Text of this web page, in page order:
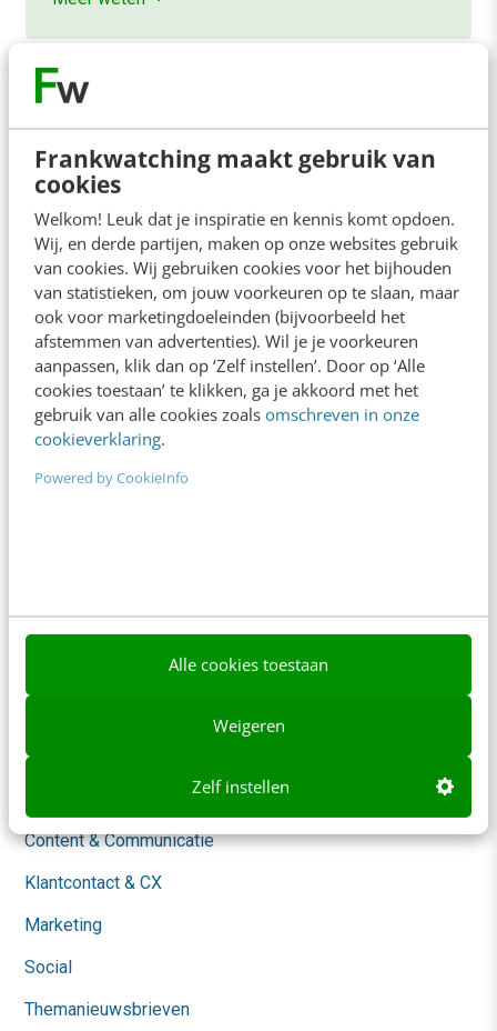
Frankwatching maakt gebruik van
cookies
Welkom! Leuk dat je inspiratie en kennis komt opdoen.
Wij, en derde partijen, maken op onze websites gebruik
van cookies. Wij gebruiken cookies voor het bijhouden
van statistieken, om jouw voorkeuren op te slaan, maar
ook voor marketingdoeleinden (bijvoorbeeld het
afstemmen van advertenties). Wil je je voorkeuren
aanpassen, klik dan op ‘Zelf instellen’. Door op ‘Alle
cookies toestaan’ te klikken, ga je akkoord met het
gebruik van alle cookies zoals omschreven in onze
cookieverklaring.
Powered by CookieInfo
Alle cookies toestaan
Weigeren
Zelf instellen
Contact Redactie
redactie@frankwatching.com
+31 30 200 1045
Tarieven
Meer contactopties
Frankwatching
Adverteren
Contact
Ons team
Whitepapers
Blog
Content & Communicatie
Klantcontact & CX
Marketing
Social
Themanieuwsbrieven